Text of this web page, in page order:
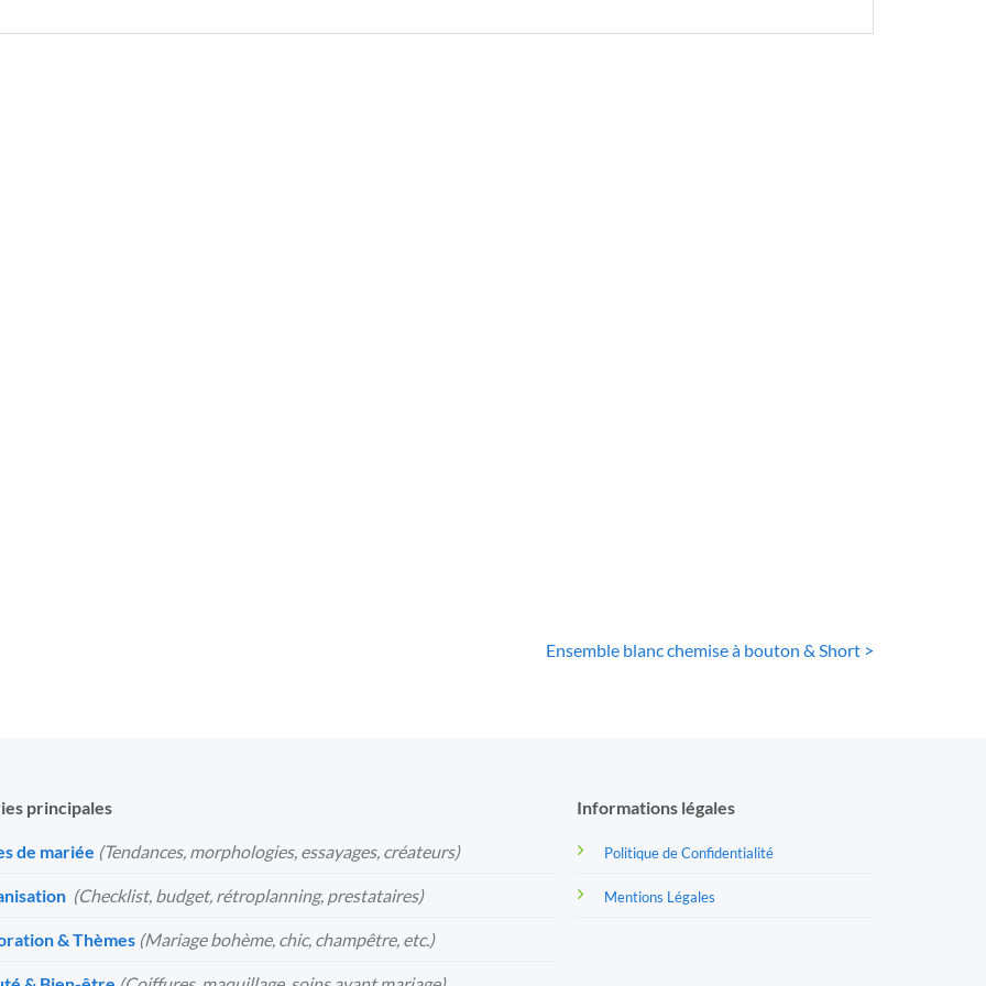
Ensemble blanc chemise à bouton & Short >
principales
de mariée (Tendances, morphologies, essayages, créateurs)
(Checklist, budget, rétroplanning, prestataires)
& Thèmes (Mariage bohème, chic, champêtre, etc.)
Informations légales
Politique de Confidentialité
Mentions Légales